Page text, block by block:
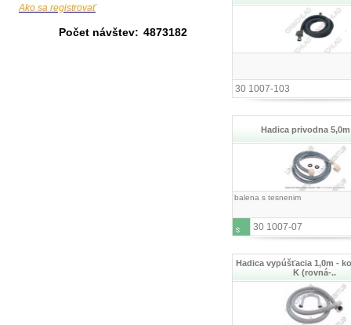
Ako sa registrovať
Počet návštev: 4873182
30 1007-103
Hadica privodna
balena s tesnenim
30 1007-07
Hadica vypúšťacia 1,0m -
K (rovná-..